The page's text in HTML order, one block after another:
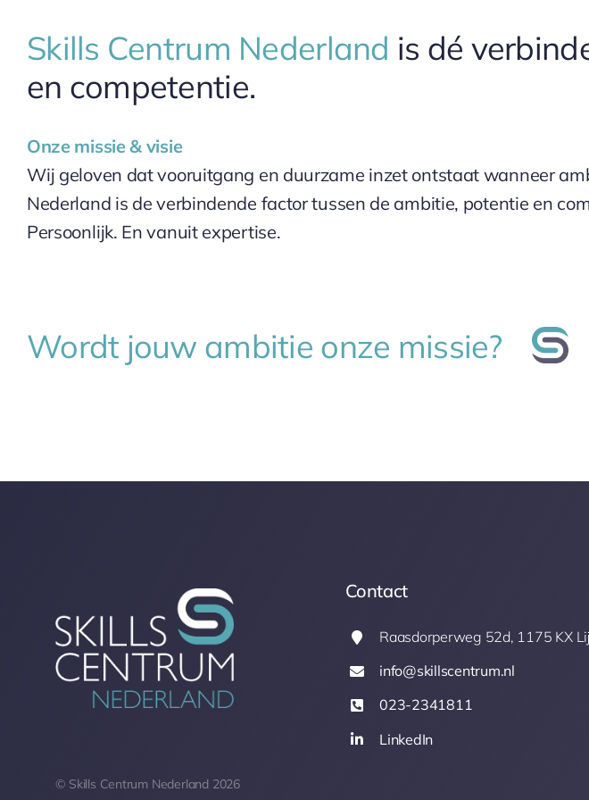
Skills Centrum Nederland is dé
en competentie.
Onze missie & visie
Wij geloven dat vooruitgang en duurzame inzet ontstaat wanneer
Nederland is de verbindende factor tussen de ambitie, potentie en
Persoonlijk. En vanuit expertise.
Wordt jouw ambitie onze missie?
© Skills Centrum Nederland 2026
Contact
Raasdorperweg 52d, 1175 KX
info@skillscentrum.nl
023-2341811
LinkedIn